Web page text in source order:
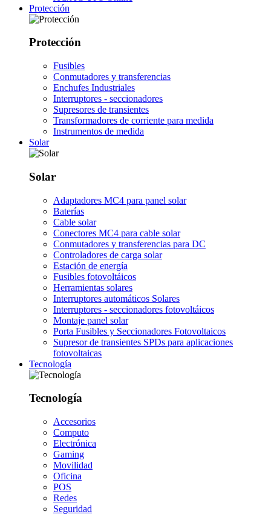
Protección
Protección
Fusibles
Conmutadores y transferencias
Enchufes Industriales
Interruptores - seccionadores
Supresores de transientes
Transformadores de corriente para medida
Instrumentos de medida
Solar
Solar
Adaptadores MC4 para panel solar
Baterías
Cable solar
Conectores MC4 para cable solar
Conmutadores y transferencias para DC
Controladores de carga solar
Estación de energía
Fusibles fotovoltáicos
Herramientas solares
Interruptores automáticos Solares
Interruptores - seccionadores fotovoltáicos
Montaje panel solar
Porta Fusibles y Seccionadores Fotovoltaicos
Supresor de transientes SPDs para aplicaciones
fotovoltaicas
Tecnología
Tecnología
Accesorios
Computo
Electrónica
Gaming
Movilidad
Oficina
POS
Redes
Seguridad